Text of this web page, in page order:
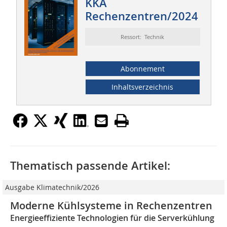
KKA
Rechenzentren/2024
Ressort: Technik
Abonnement
Inhaltsverzeichnis
Thematisch passende Artikel:
Ausgabe Klimatechnik/2026
Moderne Kühlsysteme in Rechenzentren
Energieeffiziente Technologien für die Serverkühlung